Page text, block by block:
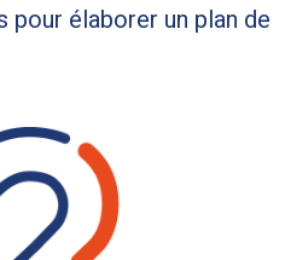
élaborer un plan de